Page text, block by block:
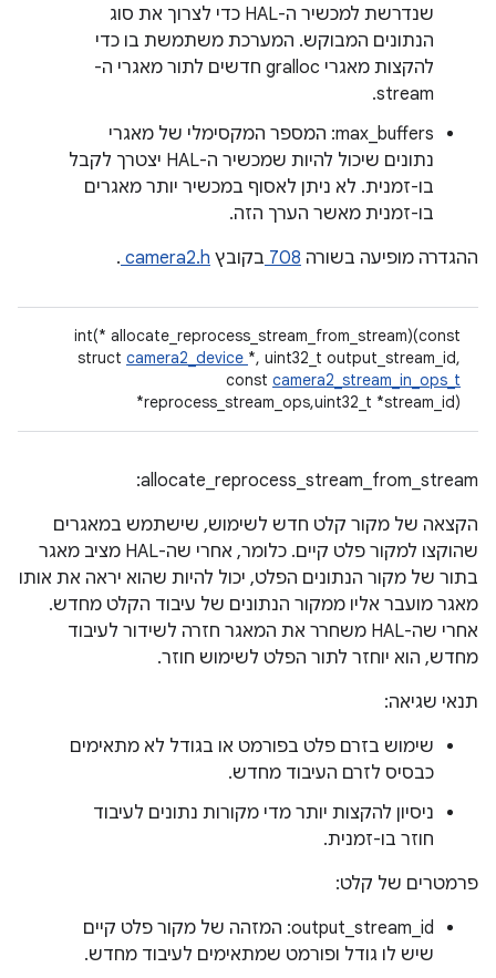
שנדרשת למכשיר ה-HAL כדי לצרוך את סוג
הנתונים המבוקש. המערכת משתמשת בו כדי
להקצות מאגרי gralloc חדשים לתור מאגרי ה-
stream.
max_buffers: המספר המקסימלי של מאגרי
נתונים שיכול להיות שמכשיר ה-HAL יצטרך לקבל
בו-זמנית. לא ניתן לאסוף במכשיר יותר מאגרים
בו-זמנית מאשר הערך הזה.
ההגדרה מופיעה בשורה 708 בקובץ camera2.h
.
int(* allocate_reprocess_stream_from_stream)(const
struct camera2_device *, uint32_t output_stream_id,
const camera2_stream_in_ops_t
*reprocess_stream_ops,uint32_t *stream_id)
allocate_reprocess_stream_from_stream:
הקצאה של מקור קלט חדש לשימוש, שישתמש במאגרים
שהוקצו למקור פלט קיים. כלומר, אחרי שה-HAL מציב מאגר
בתור של מקור הנתונים הפלט, יכול להיות שהוא יראה את אותו
מאגר מועבר אליו ממקור הנתונים של עיבוד הקלט מחדש.
אחרי שה-HAL משחרר את המאגר חזרה לשידור לעיבוד
מחדש, הוא יוחזר לתור הפלט לשימוש חוזר.
תנאי שגיאה:
שימוש בזרם פלט בפורמט או בגודל לא מתאימים
כבסיס לזרם העיבוד מחדש.
ניסיון להקצות יותר מדי מקורות נתונים לעיבוד
חוזר בו-זמנית.
פרמטרים של קלט:
output_stream_id: המזהה של מקור פלט קיים
שיש לו גודל ופורמט שמתאימים לעיבוד מחדש.